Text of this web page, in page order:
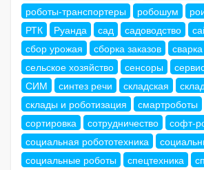
роботы-транспортеры
робошум
РТК
Руанда сад садоводство
сбор урожая
сборка заказов сварка
сельское хозяйство
сенсоры
СИМ
синтез речи складская
склады и роботизация
смартроботы
сортировка
сотрудничество
софт-
социальная робототехника
социальные роботы
спецтехника